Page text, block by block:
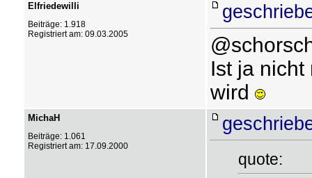
Elfriedewilli
Beiträge: 1.918
Registriert am: 09.03.2005
Ist ja nicht
wird
MichaH
Beiträge: 1.061
Registriert am: 17.09.2000
quote: